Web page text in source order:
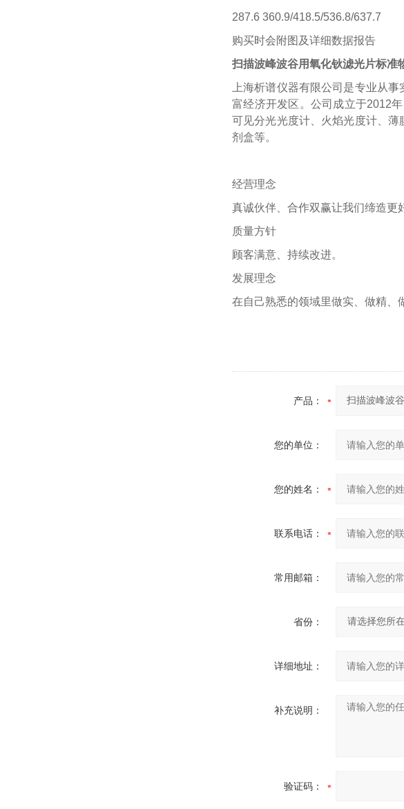
287.6 360.9/418.5/536.8/637.7
购买时会附图及详细数据报告
扫描波峰波谷用氧化钬滤光片标准
上海析谱仪器有限公司是专业从
富经济开发区。公司成立于2012
可见分光光度计、火焰光度计、
剂盒等。
经营理念
真诚伙伴、合作双赢让我们缔造更
质量方针
顾客满意、持续改进。
发展理念
在自己熟悉的领域里做实、做精、
产品：
您的单位：
您的姓名：
联系电话：
常用邮箱：
省份：
详细地址：
补充说明：
验证码：